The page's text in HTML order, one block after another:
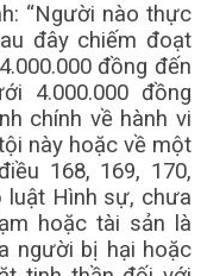
“Người nào thực
đây chiếm đoạt
đồng đến
4.000.000 đồng
chính về hành vi
này hoặc về một
168, 169, 170,
luật Hình sự, chưa
hoặc tài sản là
người bị hại hoặc